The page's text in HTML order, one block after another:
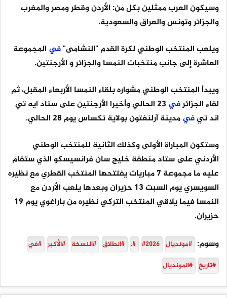
وسيكون العرب ممثلين بكل من: الأردن وقطر ومصر والمغرب
والجزائر وتونس والعراق والسعودية.
ويلعب المنتخب الوطني لكرة القدم "النشامى"في المجموعة
العاشرة إلى جانب منتخبات النمسا والجزائر و الأرجنتين.
ويبدأ المنتخب الوطني مشواره بلقاء النمسا الأربعاء المقبل، ثم
لقاء الجزائرفي
23 الحالي وأخيرا الأرجنتين على ستاد ايه تي
اند تيفيمدينة آرلنغتون بولاية تكساس يوم 28 الحالي.
وستكون المباراة الأولى وكذلك الثانية للمنتخب الوطني
الأردني على ستاد منطقة خليج سان فرانسيسكو الذي ستقام
عليه ما مجموعة 7 مباريات يفتتحها المنتخب القطري مع نظيره
السويسري يوم السبت 13 حزيران وبعدها يلعب الأردن مع
النمسا فيما يلاقي المنتخب التركي نظيره من باراغوي يوم 19
حزيران.
وسوم: #مونديال #2026
#. #انطلاق #النسخة #الأكبر #في
#تاريخ #المونديال